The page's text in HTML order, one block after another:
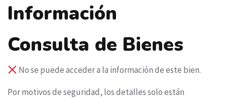
Información
Consulta de Bienes
No se puede acceder a la información de este bien.
Por motivos de seguridad, los detalles solo están